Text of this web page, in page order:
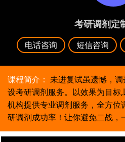
考研调剂定
电话咨询 短信咨询
课程简介： 未进复试虽遗憾，
设考研调剂服务。以效果为目标
机构提供专业调剂服务，全方
研调剂成功率！让你避免二战，